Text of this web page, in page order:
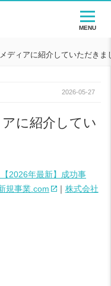
ディアに紹介していただきま
2026-05-27
に紹介してい
2026年最新】成功事
規事業.com
｜ 株式会社
MENU